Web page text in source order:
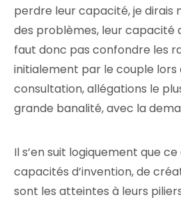
perdre leur capacité, je dirais
des problèmes, leur capacité
faut donc pas confondre les
initialement par le couple lors
consultation, allégations le
grande banalité, avec la
Il s’en suit logiquement que
capacités d’invention, de
sont les atteintes à leurs